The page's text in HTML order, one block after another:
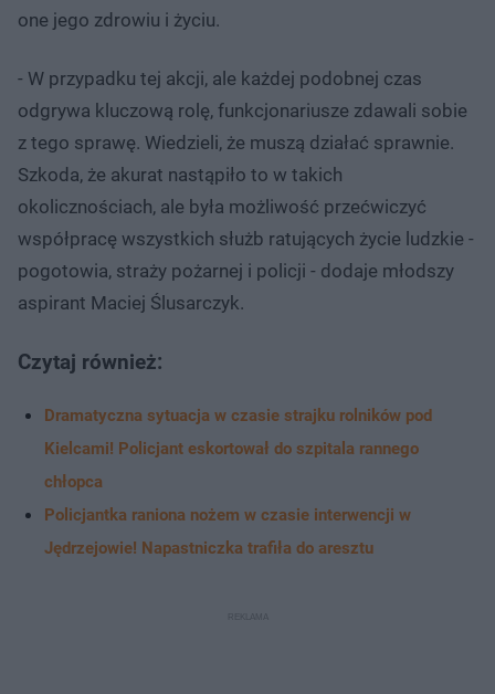
one jego zdrowiu i życiu.
- W przypadku tej akcji, ale każdej podobnej czas
odgrywa kluczową rolę, funkcjonariusze zdawali sobie
z tego sprawę. Wiedzieli, że muszą działać sprawnie.
Szkoda, że akurat nastąpiło to w takich
okolicznościach, ale była możliwość przećwiczyć
współpracę wszystkich służb ratujących życie ludzkie -
pogotowia, straży pożarnej i policji - dodaje młodszy
aspirant Maciej Ślusarczyk.
Czytaj również:
Dramatyczna sytuacja w czasie strajku rolników pod
Kielcami! Policjant eskortował do szpitala rannego
chłopca
Policjantka raniona nożem w czasie interwencji w
Jędrzejowie! Napastniczka trafiła do aresztu